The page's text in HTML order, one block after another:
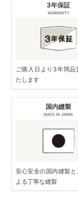
3年保証
WARRANTY
ご購入日より3年間品
たします
国内縫製
MADE IN JAPAN
安心安全の国内縫製と
よる丁寧な縫製